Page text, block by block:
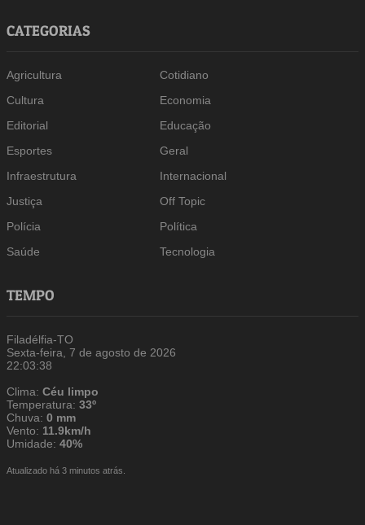
CATEGORIAS
Agricultura
Cotidiano
Cultura
Economia
Editorial
Educação
Esportes
Geral
Infraestrutura
Internacional
Justiça
Off Topic
Polícia
Política
Saúde
Tecnologia
TEMPO
Filadélfia-TO
Sexta-feira, 7 de agosto de 2026
22:03:38
Clima:Céu limpo
Temperatura:33º
Chuva:0 mm
Vento: 11.9km/h
Umidade:40%
Atualizado há 3 minutos atrás.